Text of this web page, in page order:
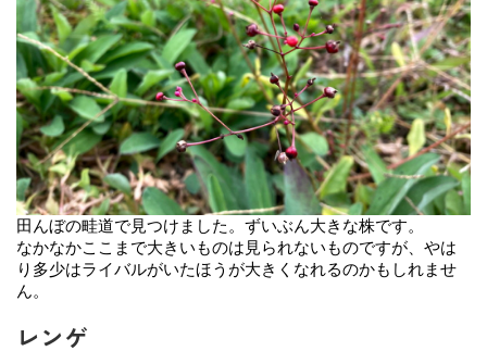
田んぼの畦道で見つけました。ずいぶん大きな株です。
なかなかここまで大きいものは見られないものですが、やは
り多少はライバルがいたほうが大きくなれるのかもしれませ
ん。
レンゲ